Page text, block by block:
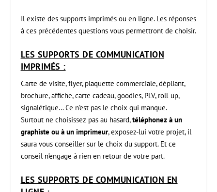
Il existe des supports imprimés ou en ligne. Les réponses
à ces précédentes questions vous permettront de choisir.
LES SUPPORTS DE COMMUNICATION
IMPRIMÉS :
Carte de visite, flyer, plaquette commerciale, dépliant,
brochure, affiche, carte cadeau, goodies, PLV, roll-up,
signalétique… Ce n’est pas le choix qui manque.
Surtout ne choisissez pas au hasard,téléphonez à un
graphiste ou à un imprimeur, exposez-lui votre projet, il
saura vous conseiller sur le choix du support. Et ce
conseil n’engage à rien en retour de votre part.
LES SUPPORTS DE COMMUNICATION EN